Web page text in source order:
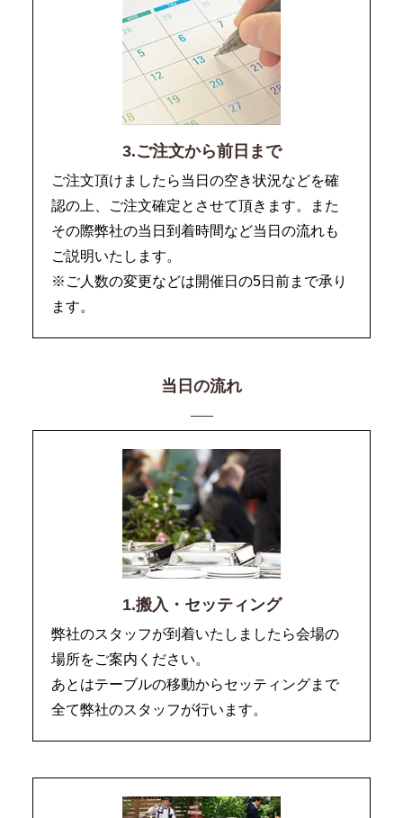
3.ご注文から前日まで
ご注文頂けましたら当日の空き状況などを確
認の上、ご注文確定とさせて頂きます。また
その際弊社の当日到着時間など当日の流れも
ご説明いたします。
※ご人数の変更などは開催日の5日前まで承り
ます。
当日の流れ
1.搬入・セッティング
弊社のスタッフが到着いたしましたら会場の
場所をご案内ください。
あとはテーブルの移動からセッティングまで
全て弊社のスタッフが行います。